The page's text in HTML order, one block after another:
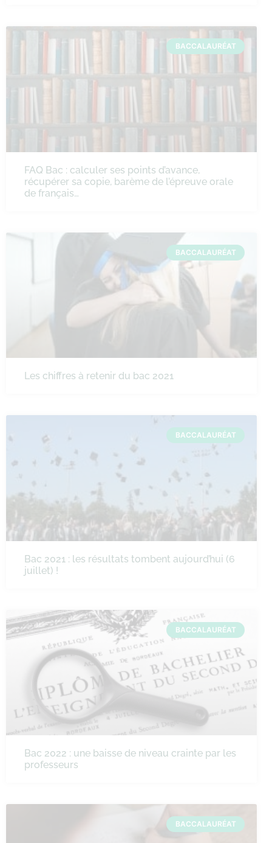
BACCALAURÉAT
FAQ Bac : calculer ses points d’avance,
récupérer sa copie, barème de l’épreuve orale
de français…
BACCALAURÉAT
Les chiffres à retenir du bac 2021
BACCALAURÉAT
Bac 2021 : les résultats tombent aujourd’hui (6
juillet) !
BACCALAURÉAT
Bac 2022 : une baisse de niveau crainte par les
professeurs
BACCALAURÉAT